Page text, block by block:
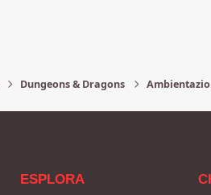
Dungeons & Dragons
ESPLORA